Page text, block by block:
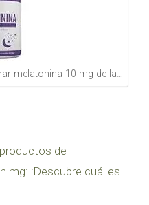
melatonina 10 mg de la…
de
¡Descubre cuál es